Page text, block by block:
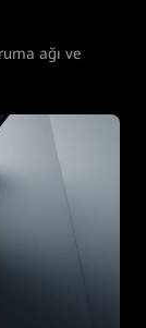
ağı ve